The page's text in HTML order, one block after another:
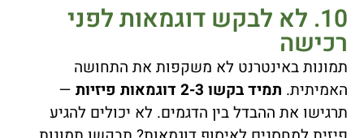
10. לא לבקש דוגמאות לפני
רכישה
תמונות באינטרנט לא משקפות את התחושה
האמיתית. תמיד בקשו 2-3 דוגמאות פיזיות
—
תרגישו את ההבדל בין הדגמים. לא יכולים להגיע